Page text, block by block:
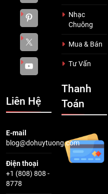
Liên Hệ
E-mail
blog@dohuytuong.com
Điện thoại
+1 (808) 808 -
8778
Nhạc
Chuông
Mua & Bán
Tư Vấn
Thanh
Toán